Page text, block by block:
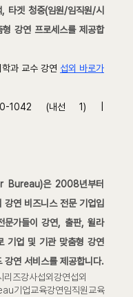
타겟 청중(임원/임직원/시
강연 프로세스를 제공합
과 교수 강연 섭외 바로가
1042 (내선 1) |
Bureau)은 2008년부터
강연 비즈니스 전문 기업입
문가들이 강연, 출판, 윌라
기업 및 기관 맞춤형 강연
강연 서비스를 제공합니다.
리즈강사섭외강연섭외
기업교육강연임직원교육